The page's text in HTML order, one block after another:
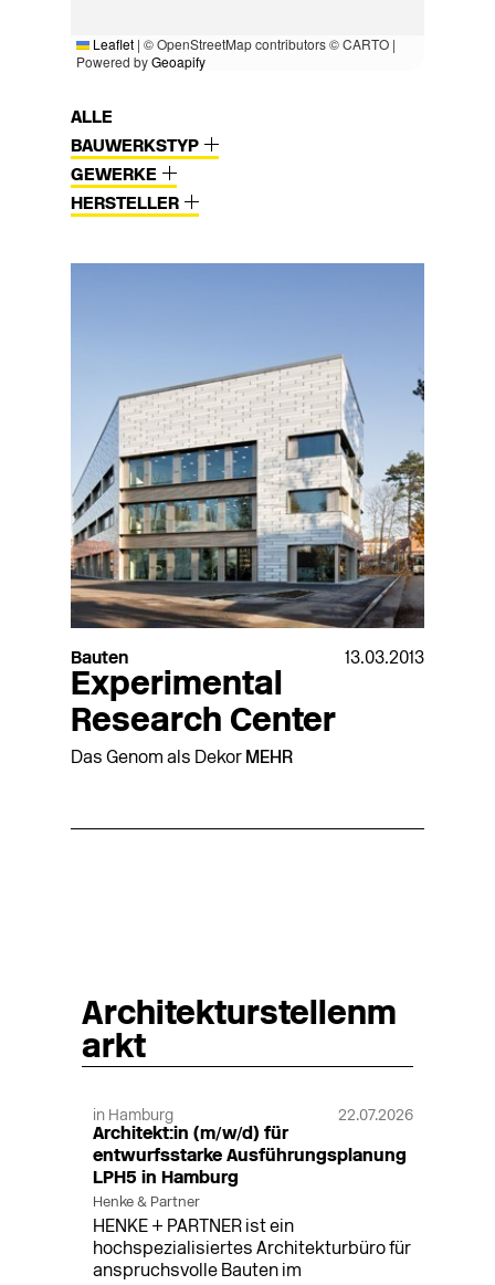
Leaflet | © OpenStreetMap contributors © CARTO |
Powered byGeoapify
ALLE
BAUWERKSTYP
GEWERKE
HERSTELLER
Bauten 13.03.2013
Experimental
Research Center
Das Genom als Dekor MEHR
Architekturstellenm
arkt
in Hamburg 22.07.2026
Architekt:in (m/w/d) für
entwurfsstarke Ausführungsplanung
LPH5 in Hamburg
Henke & Partner
HENKE + PARTNER ist ein
hochspezialisiertes Architekturbüro für
anspruchsvolle Bauten im